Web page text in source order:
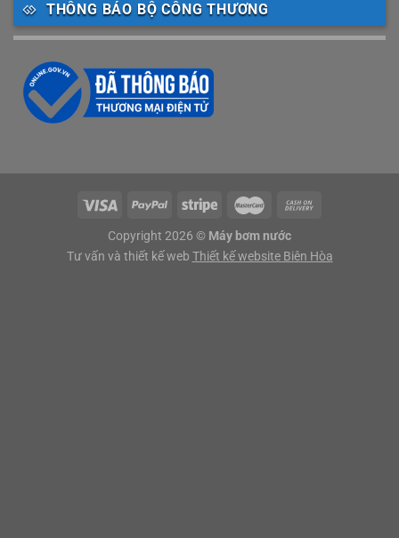
THÔNG BÁO BỘ CÔNG THƯƠNG
Copyright 2026 © Máy bơm nước
Tư vấn và thiết kế web Thiết kế website Biên Hòa